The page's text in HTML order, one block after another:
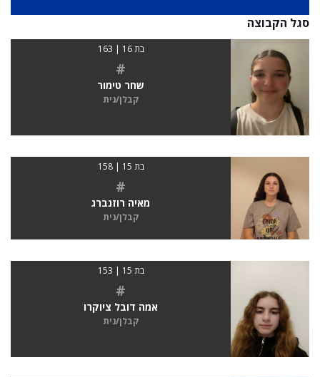
סגל הקבוצה
בת 16 | 163
#
שחר טימור
קבלן/נית
בת 15 | 158
#
מאיה רוזנברג
קבלן/נית
בת 15 | 153
#
אמה דובל ציוקרו
קבלן/נית